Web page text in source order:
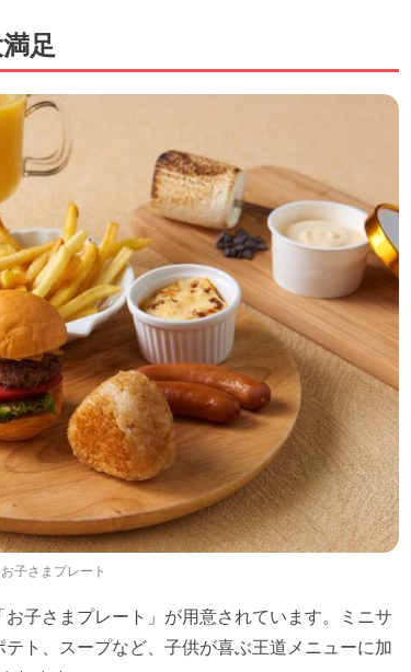
足
お子さまプレート
子さまプレート」が用意されています。ミニサ
ト、スープなど、子供が喜ぶ王道メニューに加